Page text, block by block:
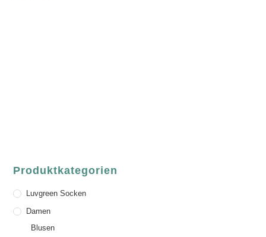
Produktkategorien
Luvgreen Socken
Damen
Blusen